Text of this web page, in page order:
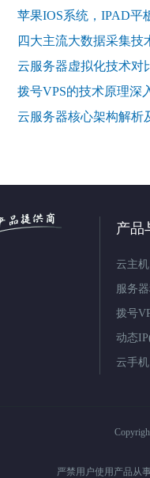
苹果IOS系统，IPAD平
四大主流大数据采集技
云服务器虚拟化技术对
拨号VPS的技术原理深
云服务器核心架构解析
产品
云主机
服务
拨号
动态
云手机
严禁用户使用产品从